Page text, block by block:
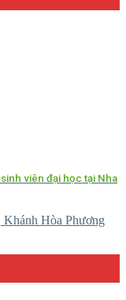
viên đại học tại Nha
Hòa Phương